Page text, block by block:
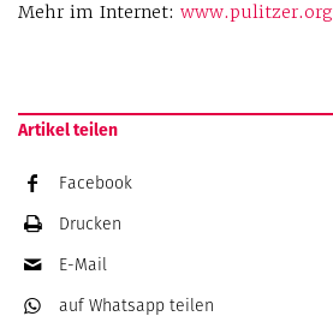
Mehr im Internet: www.pulitzer.org
Artikel teilen
Facebook
Drucken
E-Mail
auf Whatsapp teilen